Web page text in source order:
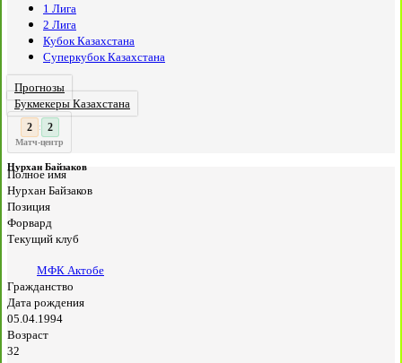
1 Лига
2 Лига
Кубок Казахстана
Суперкубок Казахстана
Прогнозы
Букмекеры Казахстана
: 2
Матч-центр
Нурхан Байзаков
Полное имя
Нурхан Байзаков
Позиция
Форвард
Текущий клуб
МФК Актобе
Гражданство
Дата рождения
05.04.1994
Возраст
32